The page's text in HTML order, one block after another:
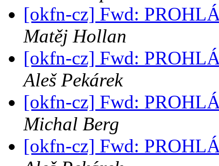
[okfn-cz] Fwd:
Matěj Hollan
[okfn-cz] Fwd:
Aleš Pekárek
[okfn-cz] Fwd:
Michal Berg
[okfn-cz] Fwd: